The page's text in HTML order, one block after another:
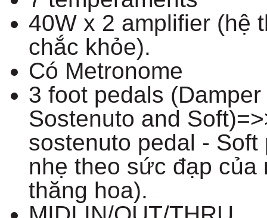
40W x 2 amplifier (hệ
chắc khỏe).
Có Metronome
3 foot pedals
Sostenuto and
sostenuto pedal -
nhẹ theo sức đạp
thăng hoa).